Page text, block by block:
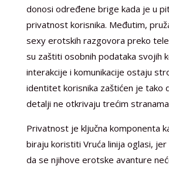
donosi određene brige kada je u
privatnost korisnika. Međutim,
sexy erotskih razgovora preko
su zaštiti osobnih podataka svojih
interakcije i komunikacije ostaju
identitet korisnika zaštićen je tako
detalji ne otkrivaju trećim
Privatnost je ključna komponenta
biraju koristiti Vruća linija oglasi,
da se njihove erotske avanture